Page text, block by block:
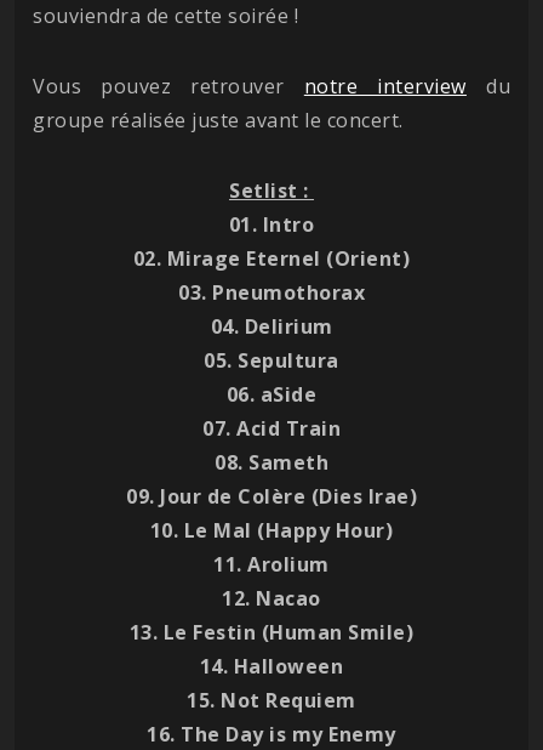
souviendra de cette soirée !
Vous pouvez retrouver notre interview du
groupe réalisée juste avant le concert.
Setlist :
01. Intro
02. Mirage Eternel (Orient)
03. Pneumothorax
04. Delirium
05. Sepultura
06. aSide
07. Acid Train
08. Sameth
09. Jour de Colère (Dies Irae)
10. Le Mal (Happy Hour)
11. Arolium
12. Nacao
13. Le Festin (Human Smile)
14. Halloween
15. Not Requiem
16. The Day is my Enemy